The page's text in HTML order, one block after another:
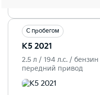
С пробегом
K5 2021
2.5 л / 194 л.c. /
передний привод